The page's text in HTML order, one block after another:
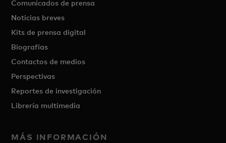
Comunicados de prensa
Noticias breves
Kits de prensa digital
Biografías
Contactos de medios
Perspectivas
Reportes de investigación
Librería multimedia
MÁS INFORMACIÓN